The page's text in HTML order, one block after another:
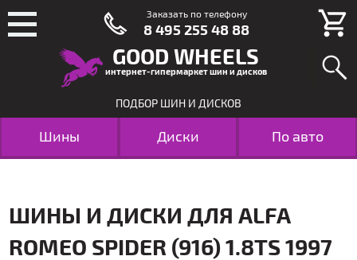
GOOD WHEELS
интернет-гипермаркет шин и дисков
ПОДБОР ШИН И ДИСКОВ
Шины Диски По авто
ШИНЫ И ДИСКИ ДЛЯ ALFA
ROMEO SPIDER (916) 1.8TS 1997
Заказать по телефону
8 495 255 48 88